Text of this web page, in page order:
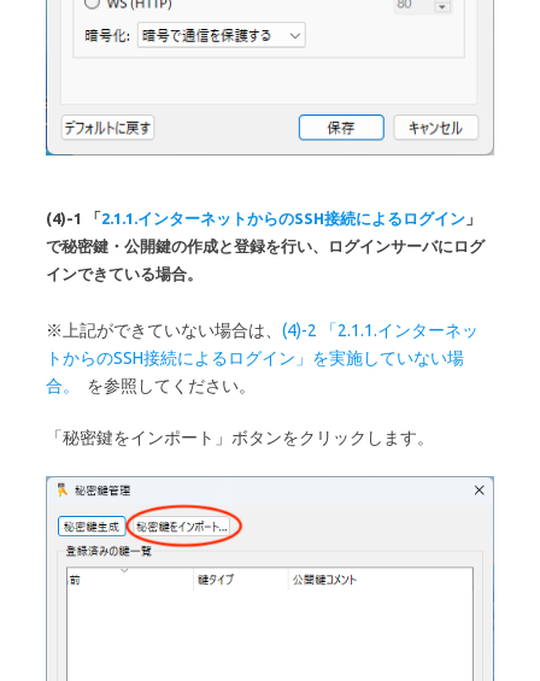
(4)-1 「2.1.1.インターネットからのSSH接続によるログイン 」
で秘密鍵・公開鍵の作成と登録を行い、ログインサーバにログ
インできている場合。
※上記ができていない場合は、 (4)-2 「2.1.1.インターネッ
トからのSSH接続によるログイン」を実施していない場
合。 を参照してください。
「秘密鍵をインポート」ボタンをクリックします。